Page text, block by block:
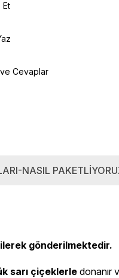
Et
Cevaplar
NASIL
gönderilmektedir.
sarı çiçeklerle donanır